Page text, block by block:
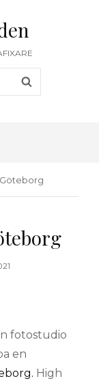
fotostudio
en
High